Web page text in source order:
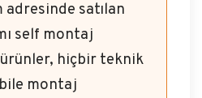
satılan
self montaj
hiçbir teknik
montaj